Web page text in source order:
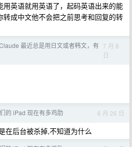
英语就用英语了，起码英语出来的能
成中文他不会把之前思考和回复的转
最近总是用日文或者韩文，有 7 月 8
日
的 iPad 现在有多鸡肋 6 月 26 日
在后台被杀掉,不知道为什么